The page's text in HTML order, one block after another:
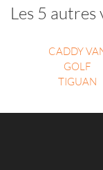
Les 5 autres
CADDY
GOLF
TIGUAN